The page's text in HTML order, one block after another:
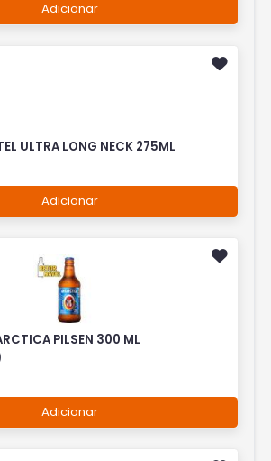
Adicionar
ULTRA LONG NECK 275ML
Adicionar
PILSEN 300 ML
Adicionar